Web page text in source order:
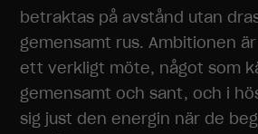
betraktas på avstånd utan
gemensamt rus. Ambitionen
ett verkligt möte, något som
gemensamt och sant, och i
sig just den energin när de